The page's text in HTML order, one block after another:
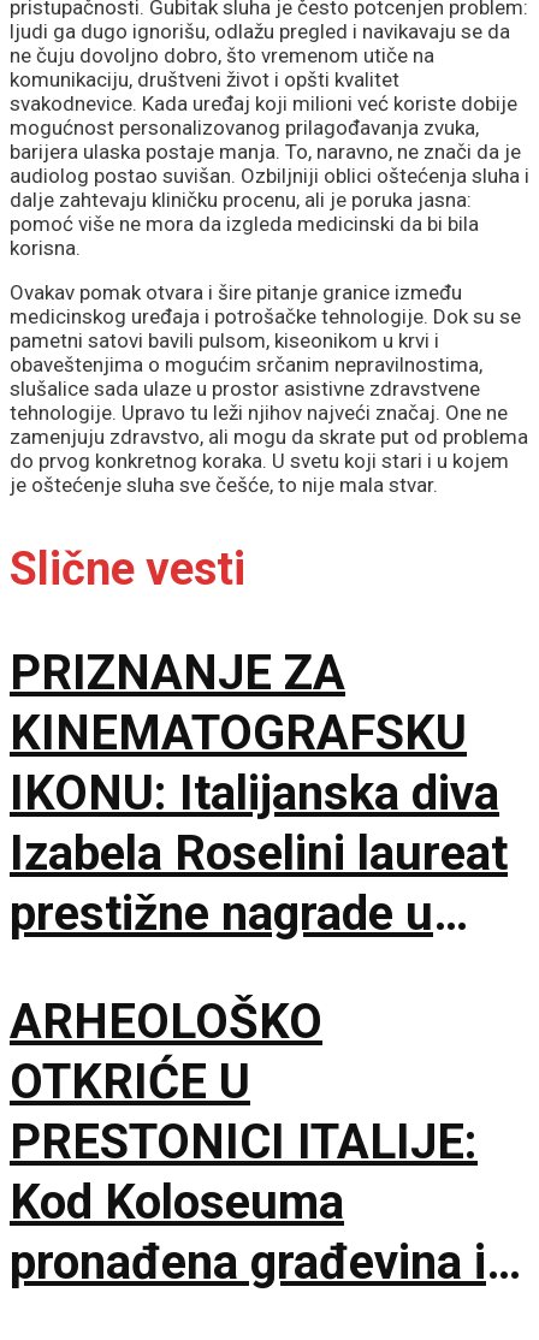
pristupačnosti. Gubitak sluha je često potcenjen problem:
ljudi ga dugo ignorišu, odlažu pregled i navikavaju se da
ne čuju dovoljno dobro, što vremenom utiče na
komunikaciju, društveni život i opšti kvalitet
svakodnevice. Kada uređaj koji milioni već koriste dobije
mogućnost personalizovanog prilagođavanja zvuka,
barijera ulaska postaje manja. To, naravno, ne znači da je
audiolog postao suvišan. Ozbiljniji oblici oštećenja sluha i
dalje zahtevaju kliničku procenu, ali je poruka jasna:
pomoć više ne mora da izgleda medicinski da bi bila
korisna.
Ovakav pomak otvara i šire pitanje granice između
medicinskog uređaja i potrošačke tehnologije. Dok su se
pametni satovi bavili pulsom, kiseonikom u krvi i
obaveštenjima o mogućim srčanim nepravilnostima,
slušalice sada ulaze u prostor asistivne zdravstvene
tehnologije. Upravo tu leži njihov najveći značaj. One ne
zamenjuju zdravstvo, ali mogu da skrate put od problema
do prvog konkretnog koraka. U svetu koji stari i u kojem
je oštećenje sluha sve češće, to nije mala stvar.
Slične vesti
PRIZNANJE ZA
KINEMATOGRAFSKU
IKONU: Italijanska diva
Izabela Roselini laureat
prestižne nagrade u
ARHEOLOŠKO
OTKRIĆE U
PRESTONICI ITALIJE:
Kod Koloseuma
pronađena građevina iz